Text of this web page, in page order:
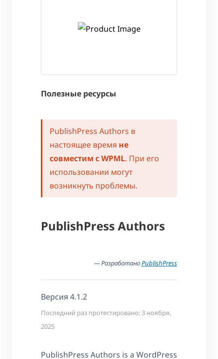
Полезные ресурсы
PublishPress Authors в
настоящее время не
совместим с WPML. При его
использовании могут
возникнуть проблемы.
PublishPress Authors
— РазработаноPublishPress
Версия 4.1.2
Последний раз протестировано: 3 ноября,
2025
PublishPress Authors is a WordPress